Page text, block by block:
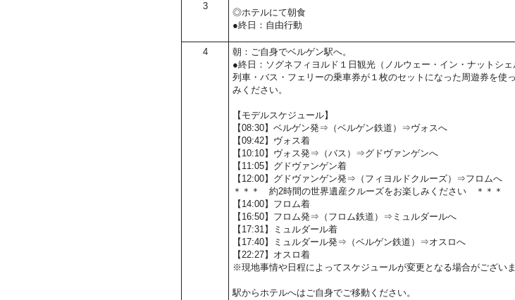
3
◎ホテルにて朝食
●終日：自由行動
4
朝：ご自身でベルゲン駅へ。
●終日：ソグネフィヨルド１日観光（ノルウェー・イン・ナットシェ
列車・バス・フェリーの乗車券が１枚のセットになった周遊券を使
みください。
【モデルスケジュール】
【08:30】ベルゲン発⇒（ベルゲン鉄道）⇒ヴォスへ
【09:42】ヴォス着
【10:10】ヴォス発⇒（バス）⇒グドヴァンゲンへ
【11:05】グドヴァンゲン着
【12:00】グドヴァンゲン発⇒（フィヨルドクルーズ）⇒フロムへ
＊＊＊ 約2時間の世界遺産クルーズをお楽しみください ＊＊＊
【14:00】フロム着
【16:50】フロム発⇒（フロム鉄道）⇒ミュルダールへ
【17:31】ミュルダール着
【17:40】ミュルダール発⇒（ベルゲン鉄道）⇒オスロへ
【22:27】オスロ着
※現地事情や日程によってスケジュールが変更となる場合がございま
駅からホテルへはご自身でご移動ください。